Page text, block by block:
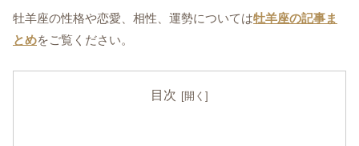
牡羊座の性格や恋愛、相性、運勢については牡羊座の記事ま
とめをご覧ください。
目次